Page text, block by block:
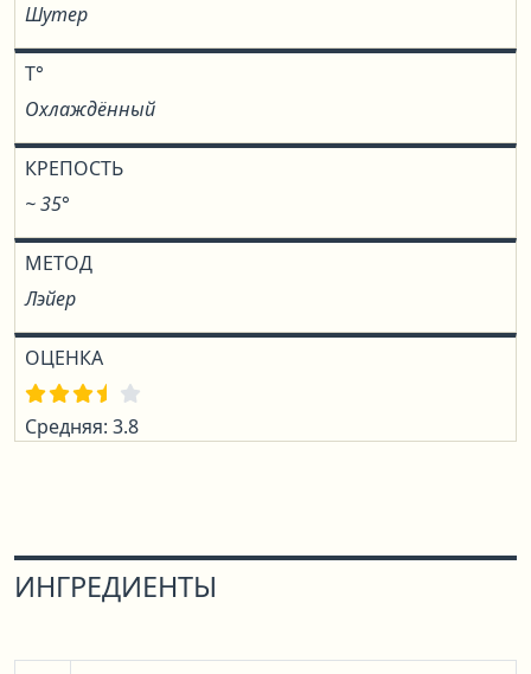
Шутер
T°
Охлаждённый
КРЕПОСТЬ
~ 35°
МЕТОД
Лэйер
ОЦЕНКА
Средняя: 3.8
ИНГРЕДИЕНТЫ